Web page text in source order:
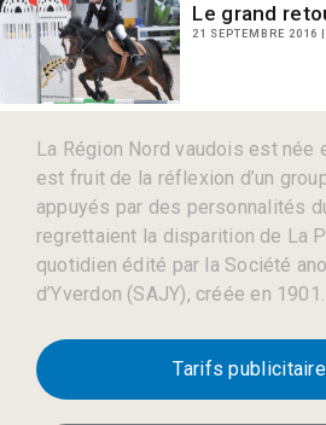
Le grand
21 SEPTEMBRE 2016
La Région Nord vaudois est née
est fruit de la réflexion d’un
appuyés par des personnalités
regrettaient la disparition de La
quotidien édité par la Société
d’Yverdon (SAJY), créée en 1901.
Tarifs